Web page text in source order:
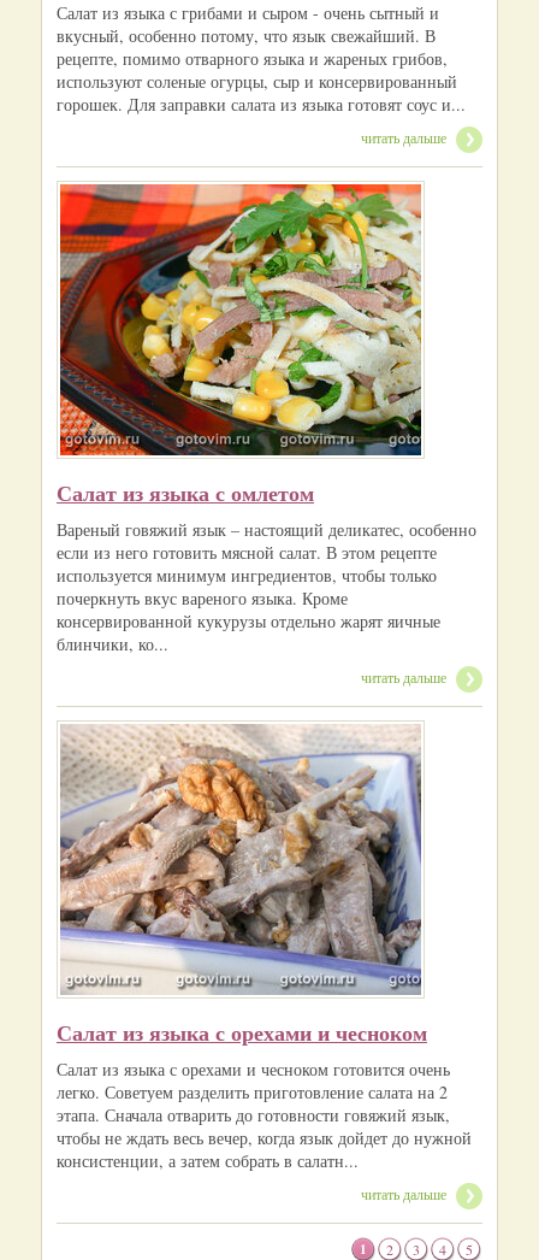
Салат из языка с грибами и сыром - очень сытный и
вкусный, особенно потому, что язык свежайший. В
рецепте, помимо отварного языка и жареных грибов,
используют соленые огурцы, сыр и консервированный
горошек. Для заправки салата из языка готовят соус и...
читать дальше
Салат из языка с омлетом
Вареный говяжий язык – настоящий деликатес, особенно
если из него готовить мясной салат. В этом рецепте
используется минимум ингредиентов, чтобы только
почеркнуть вкус вареного языка. Кроме
консервированной кукурузы отдельно жарят яичные
блинчики, ко...
читать дальше
Салат из языка с орехами и чесноком
Салат из языка с орехами и чесноком готовится очень
легко. Советуем разделить приготовление салата на 2
этапа. Сначала отварить до готовности говяжий язык,
чтобы не ждать весь вечер, когда язык дойдет до нужной
консистенции, а затем собрать в салатн...
читать дальше
1 2 3 4 5